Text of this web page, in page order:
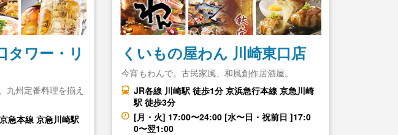
タワー・リ
九州定番料理を揃え
急本線 京急川崎駅
くいもの屋わん 川崎東口店
今宵もわんで。古民家風、和風創作居酒屋。
JR各線 川崎駅 徒歩1分 京浜急行本線 京急川崎
駅 徒歩3分
[月・火] 17:00〜24:00 [水〜日・祝前日 ]17:0
0〜翌1:00